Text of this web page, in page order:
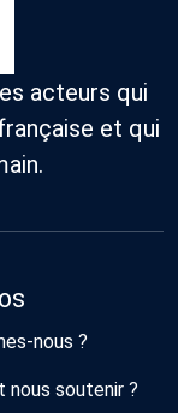
acteurs qui
et qui
nous ?
nous soutenir ?